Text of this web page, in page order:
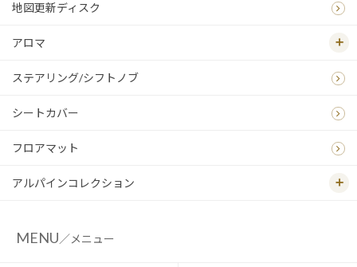
地図更新ディスク
アロマ
ステアリング/シフトノブ
シートカバー
フロアマット
アルパインコレクション
MENU／メニュー